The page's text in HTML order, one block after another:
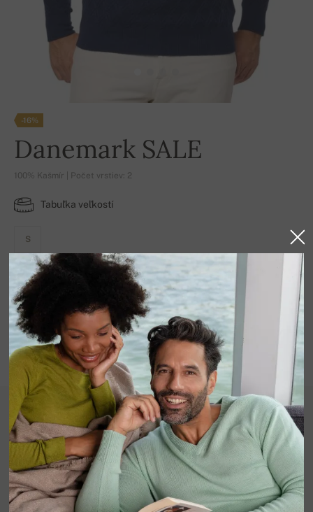
-16%
Danemark SALE
100% Kašmír | Počet vrstiev: 2
Tabuľka veľkostí
S
DOSTUPNÉ FARBY
Detail produktu
100% kašmír, 2 vrstvy.